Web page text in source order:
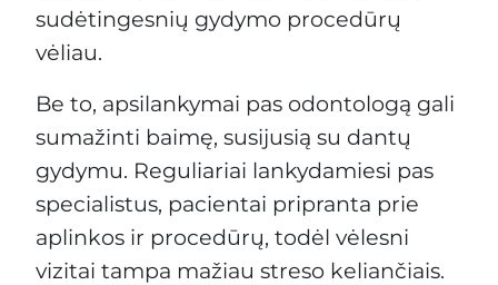
sudėtingesnių gydymo procedūrų
vėliau.
Be to, apsilankymai pas odontologą gali
sumažinti baimę, susijusią su dantų
gydymu. Reguliariai lankydamiesi pas
specialistus, pacientai pripranta prie
aplinkos ir procedūrų, todėl vėlesni
vizitai tampa mažiau streso keliančiais.